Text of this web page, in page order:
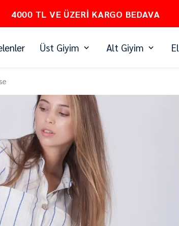
PEŞİN FİYATINA 3 TAKSİT
Üst Giyim Alt Giyim